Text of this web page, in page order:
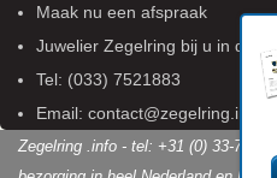
Maak nu een afspraak
Juwelier Zegelring bij u in de
Tel: (033) 7521883
Email: contact@zegelring.info
Zegelring .info - tel: +31 (0) 33-